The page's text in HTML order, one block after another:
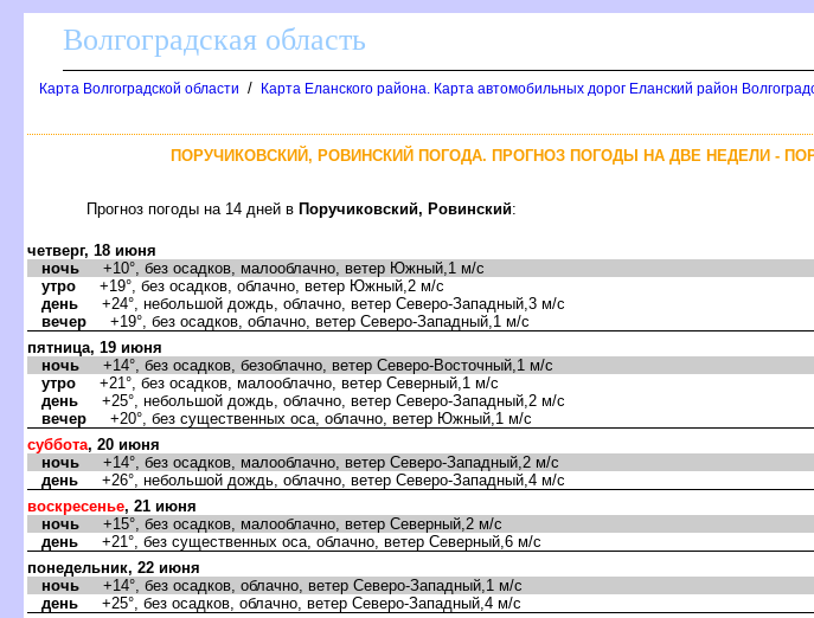
олгоградская область
Карта Волгоградской области / Карта Еланского района. Карта автомобильных дорог Еланский район
ПОРУЧИКОВСКИЙ, РОВИНСКИЙ ПОГОДА. ПРОГНОЗ ПОГОДЫ НА ДВЕ НЕДЕЛИ -
Прогноз погоды на 14 дней Поручиковский, Ровинский:
четверг, 18 июня
ночь +10°, без осадков, малооблачно, ветер Южный,1 м/с
утро +19°, без осадков, облачно, ветер Южный,2 м/с
день +24°, небольшой дождь, облачно, ветер Северо-Западный,3 м/с
ечер +19°, без осадков, облачно, ветер Северо-Западный,1 м/с
пятница, 19 июня
ночь +14°, без осадков, безоблачно, ветер Северо-Восточный,1 м/с
утро +21°, без осадков, малооблачно, ветер Северный,1 м/с
день +25°, небольшой дождь, облачно, ветер Северо-Западный,2 м/с
ечер +20°, без существенных оса, облачно, ветер Южный,1 м/с
суббота, 20 июня
ночь +14°, без осадков, малооблачно, ветер Северо-Западный,2 м/с
день +26°, небольшой дождь, облачно, ветер Северо-Западный,4 м/с
оскресенье, 21 июня
ночь +15°, без осадков, малооблачно, ветер Северный,2 м/с
день +21°, без существенных оса, облачно, ветер Северный,6 м/с
понедельник, 22 июня
ночь +14°, без осадков, облачно, ветер Северо-Западный,1 м/с
день +25°, без осадков, облачно, ветер Северо-Западный,4 м/с